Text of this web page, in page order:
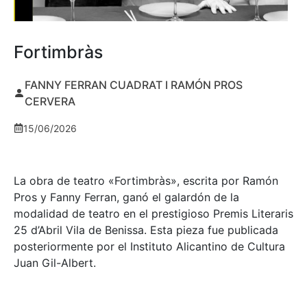
Fortimbràs
FANNY FERRAN CUADRAT I RAMÓN PROS
CERVERA
15/06/2026
La obra de teatro «Fortimbràs», escrita por Ramón
Pros y Fanny Ferran, ganó el galardón de la
modalidad de teatro en el prestigioso Premis Literaris
25 d’Abril Vila de Benissa. Esta pieza fue publicada
posteriormente por el Instituto Alicantino de Cultura
Juan Gil-Albert.